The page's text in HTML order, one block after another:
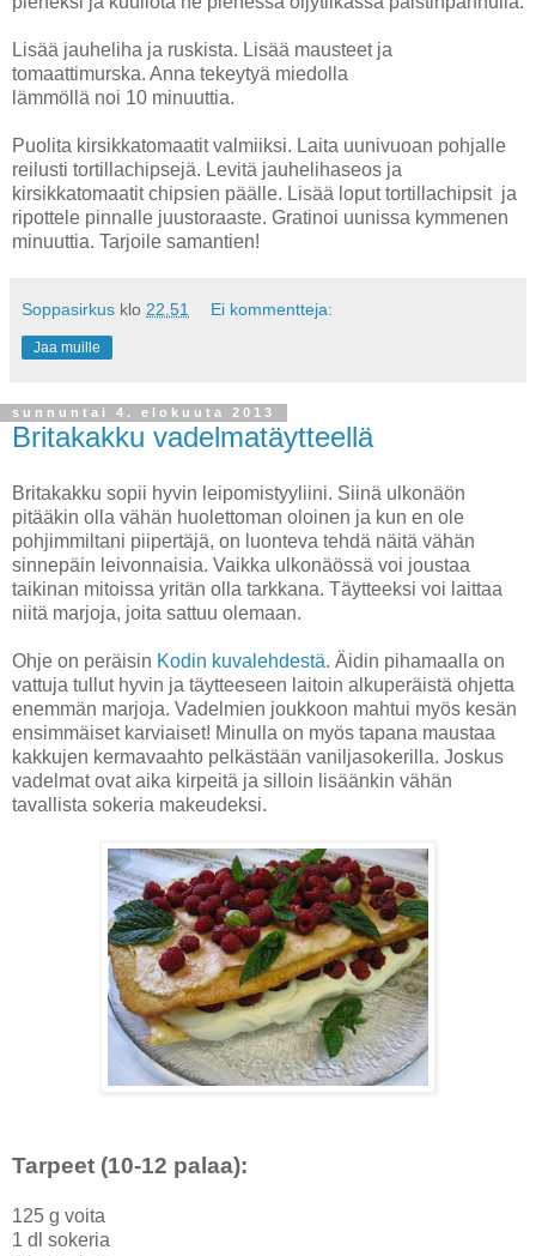
Lisää jauheliha ja ruskista. Lisää mausteet ja
tomaattimurska. Anna tekeytyä miedolla
lämmöllä noi 10 minuuttia.
Puolita kirsikkatomaatit valmiiksi. Laita uunivuoan pohjalle
reilusti tortillachipsejä. Levitä jauhelihaseos ja
kirsikkatomaatit chipsien päälle. Lisää loput tortillachipsit ja
ripottele pinnalle juustoraaste. Gratinoi uunissa kymmenen
minuuttia. Tarjoile samantien!
Soppasirkus klo 22.51 Ei kommentteja:
Jaa muille
sunnuntai 4. elokuuta 2013
Britakakku vadelmatäytteellä
Britakakku sopii hyvin leipomistyyliini. Siinä ulkonäön
pitääkin olla vähän huolettoman oloinen ja kun en ole
pohjimmiltani piipertäjä, on luonteva tehdä näitä vähän
sinnepäin leivonnaisia. Vaikka ulkonäössä voi joustaa
taikinan mitoissa yritän olla tarkkana. Täytteeksi voi laittaa
niitä marjoja, joita sattuu olemaan.
Ohje on peräisin Kodin kuvalehdestä. Äidin pihamaalla on
vattuja tullut hyvin ja täytteeseen laitoin alkuperäistä ohjetta
enemmän marjoja. Vadelmien joukkoon mahtui myös kesän
ensimmäiset karviaiset! Minulla on myös tapana maustaa
kakkujen kermavaahto pelkästään vaniljasokerilla. Joskus
vadelmat ovat aika kirpeitä ja silloin lisäänkin vähän
tavallista sokeria makeudeksi.
Tarpeet (10-12 palaa):
125 g voita
1 dl sokeria